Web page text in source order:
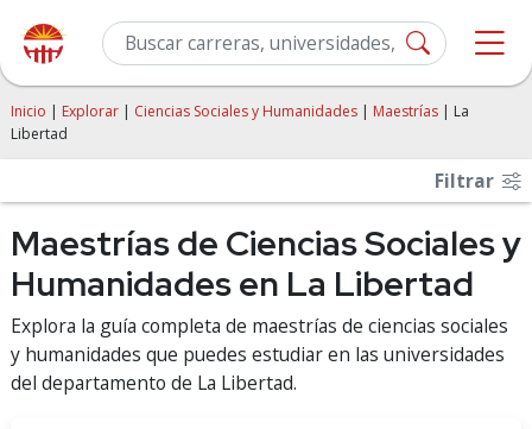
Inicio | Explorar | Ciencias Sociales y Humanidades | Maestrías | La
Libertad
Filtrar
Maestrías de Ciencias Sociales y
Humanidades en La Libertad
Explora la guía completa de maestrías de ciencias sociales
y humanidades que puedes estudiar en las universidades
del departamento de La Libertad.